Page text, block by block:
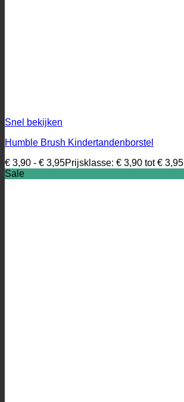
Snel bekijken
Humble Brush Kindertandenborstel
€ 3,90 - € 3,95Prijsklasse: € 3,90 tot € 3,95
Sale